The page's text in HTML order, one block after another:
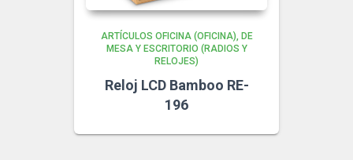
ARTÍCULOS OFICINA (OFICINA)
DE
MESA Y ESCRITORIO (RADIOS Y
RELOJES)
Reloj LCD Bamboo RE-
196